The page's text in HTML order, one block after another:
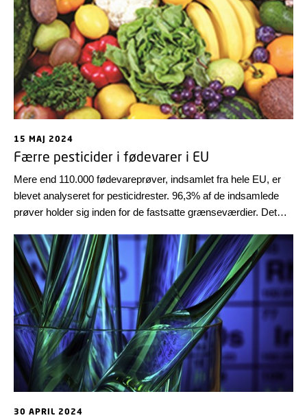
15 MAJ 2024
Færre pesticider i fødevarer i EU
Mere end 110.000 fødevareprøver, indsamlet fra hele EU, er
blevet analyseret for pesticidrester. 96,3% af de indsamlede
prøver holder sig inden for de fastsatte grænseværdier. Det
30 APRIL 2024